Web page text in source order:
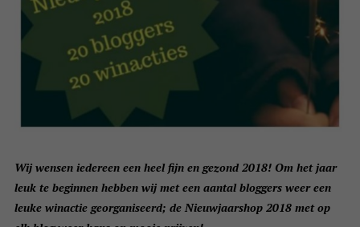
Wij wensen iedereen een heel fijn en gezond 2018! Om het jaar
leuk te beginnen hebben wij met een aantal bloggers weer een
leuke winactie georganiseerd; de Nieuwjaarshop 2018 met op